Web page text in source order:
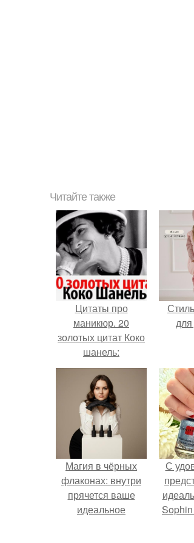
Читайте также
Цитаты про
маникюр. 20
золотых цитат Коко
шанель:
для
Магия в чёрных
флаконах: внутри
прячется ваше
идеальное
С